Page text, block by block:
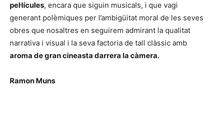
pel·lícules, encara que siguin musicals, i que vagi
generant polèmiques per l’ambigüitat moral de les seves
obres que nosaltres en seguirem admirant la qualitat
narrativa i visual i la seva factoria de tall clàssic amb
aroma de gran cineasta darrera la càmera.
Ramon Muns